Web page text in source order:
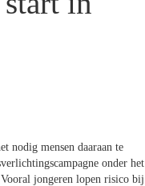
nodig mensen daaraan te
onder het
jongeren lopen risico bij